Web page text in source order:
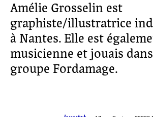
Amélie Grosselin est
graphiste/illustratrice
à Nantes. Elle est
musicienne et jouais
groupe Fordamage.